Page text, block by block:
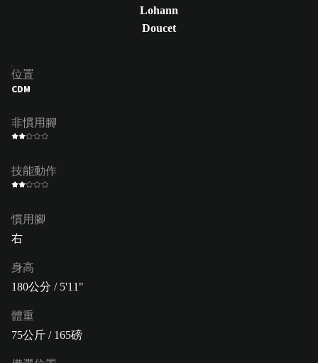
Lohann
Doucet
位置
CDM
非慣用腳
技能動作
慣用腳
右
身高
180公分 / 5'11"
體重
75公斤 / 165磅